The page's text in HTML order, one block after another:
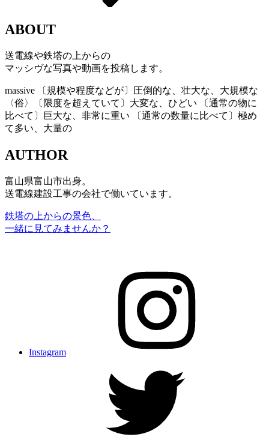
ABOUT
送電線や鉄塔の上からの
マッシヴな写真や動画を投稿します。
massive 〔規模や程度などが〕圧倒的な、壮大な、大規模な
〈俗〉〔限度を超えていて〕大変な、ひどい 〔通常の物に
比べて〕巨大な、非常に重い 〔通常の数量に比べて〕極め
て多い、大量の
AUTHOR
富山県富山市出身。
送電線建設工事の会社で働いています。
鉄塔の上からの景色、
一緒に見てみませんか？
Instagram